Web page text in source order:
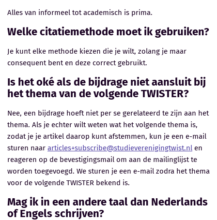
Alles van informeel tot academisch is prima.
Welke citatiemethode moet ik gebruiken?
Je kunt elke methode kiezen die je wilt, zolang je maar
consequent bent en deze correct gebruikt.
Is het oké als de bijdrage niet aansluit bij
het thema van de volgende TWISTER?
Nee, een bijdrage hoeft niet per se gerelateerd te zijn aan het
thema. Als je echter wilt weten wat het volgende thema is,
zodat je je artikel daarop kunt afstemmen, kun je een e-mail
sturen naar articles+subscribe@studieverenigingtwist.nl en
reageren op de bevestigingsmail om aan de mailinglijst te
worden toegevoegd. We sturen je een e-mail zodra het thema
voor de volgende TWISTER bekend is.
Mag ik in een andere taal dan Nederlands
of Engels schrijven?